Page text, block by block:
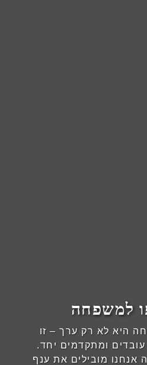
למשפחה
היא לא רק ערך – זו
ומתקדמים יחד.
מ־45 שנה אנחנו מובילים את ענף